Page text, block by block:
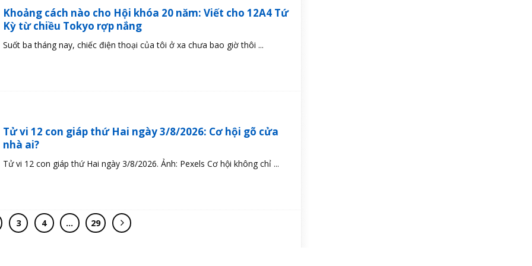
Khoảng cách nào cho Hội khóa 20 năm: Viết cho 12A4 Tứ
Kỳ từ chiều Tokyo rợp nắng
Suốt ba tháng nay, chiếc điện thoại của tôi ở xa chưa bao giờ thôi ...
Tử vi 12 con giáp thứ Hai ngày 3/8/2026: Cơ hội gõ cửa
nhà ai?
Tử vi 12 con giáp thứ Hai ngày 3/8/2026. Ảnh: Pexels Cơ hội không chỉ ...
3 4 … 29